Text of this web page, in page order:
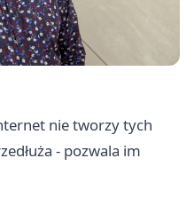
nie tworzy tych
- pozwala im